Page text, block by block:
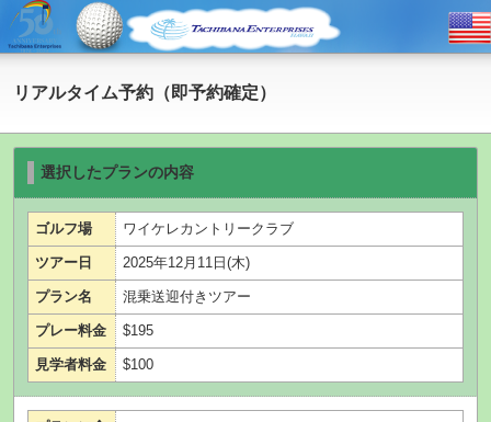
リアルタイム予約（即予約確定）
選択したプランの内容
ゴルフ場 ワイケレカントリークラブ
ツアー日 2025年12月11日(木)
プラン名 混乗送迎付きツアー
プレー料金 $195
見学者料金 $100